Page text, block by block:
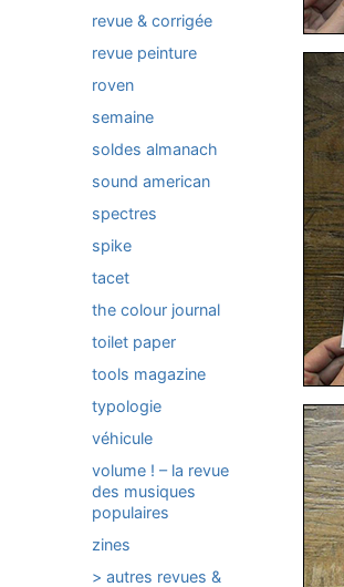
revue & corrigée
revue peinture
roven
semaine
soldes almanach
sound american
spectres
spike
tacet
the colour journal
toilet paper
tools magazine
typologie
véhicule
volume ! – la revue
des musiques
populaires
zines
> autres revues &